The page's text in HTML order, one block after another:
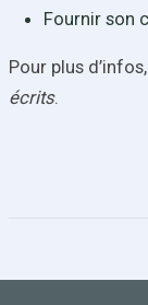
Fournir son
Pour plus d’infos,
écrits.